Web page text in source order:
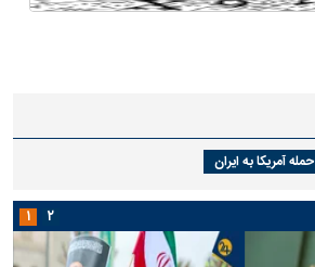
حمله آمریکا به ایران
۱ ۲